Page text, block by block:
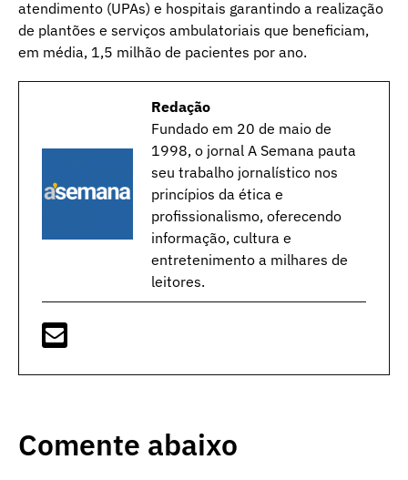
atendimento (UPAs) e hospitais garantindo a realização
de plantões e serviços ambulatoriais que beneficiam,
em média, 1,5 milhão de pacientes por ano.
Redação
Fundado em 20 de maio de
1998, o jornal A Semana pauta
seu trabalho jornalístico nos
princípios da ética e
profissionalismo, oferecendo
informação, cultura e
entretenimento a milhares de
leitores.
Comente abaixo